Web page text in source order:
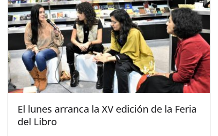
El lunes arranca la XV edición de la Feria
del Libro